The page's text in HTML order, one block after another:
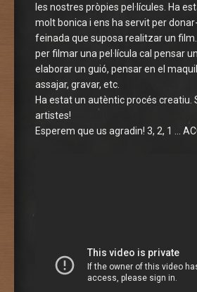
les nostres pròpies pel·lícules. Ha
molt bonica i ens ha servit per
feinada que suposa realitzar un
per filmar una pel·lícula cal pensar
elaborar un guió, pensar en el
assajar, gravar, etc.
Ha estat un autèntic procés creatiu.
artistes!
Esperem que us agradin! 3, 2, 1 …